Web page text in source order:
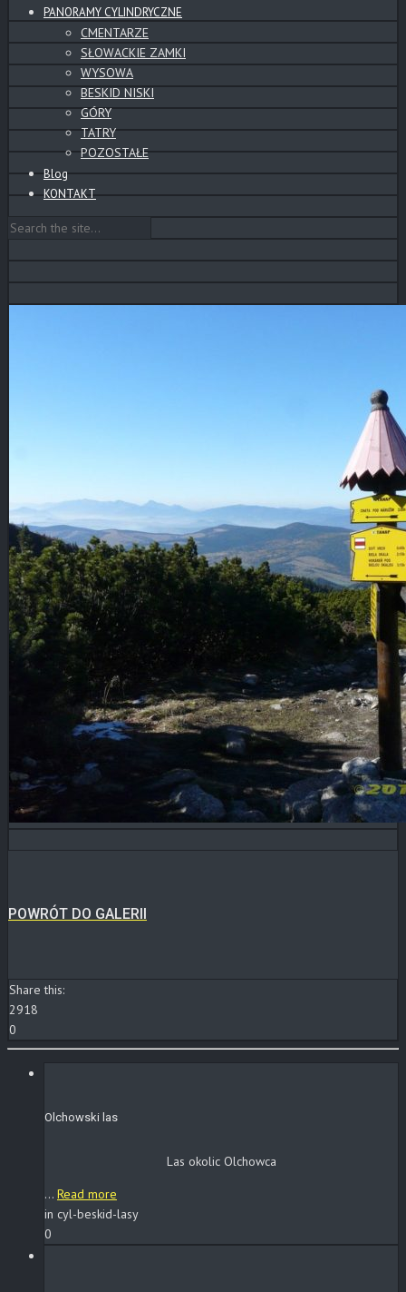
PANORAMY CYLINDRYCZNE
CMENTARZE
SŁOWACKIE ZAMKI
WYSOWA
BESKID NISKI
GÓRY
TATRY
POZOSTAŁE
Blog
KONTAKT
POWRÓT DO GALERII
Share this:
2918
0
Olchowski las
Las okolic Olchowca
... Read more
in cyl-beskid-lasy
0